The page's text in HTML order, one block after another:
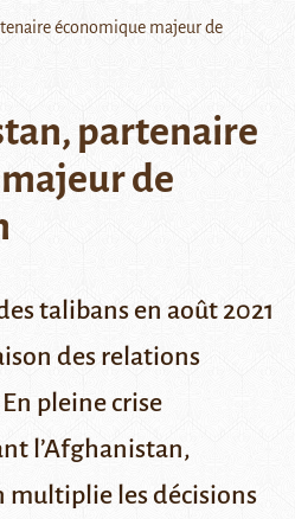
économique majeur de
partenaire
de
talibans en août 2021
des relations
pleine crise
l’Afghanistan,
multiplie les décisions